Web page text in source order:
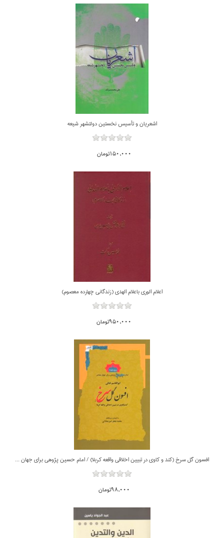
اشعريان و تأسيس نخستين دولتشهر شيعه
150,000تومان
اعلام الوري باعلام الهدي (زندگاني چهارده معصوم)
950,000تومان
افسون گل سرخ (كند و كاوي در تبيين اخلاقي واقعه كربلا) / امام حسين پژوهي براي جهان معاصر
98,000تومان